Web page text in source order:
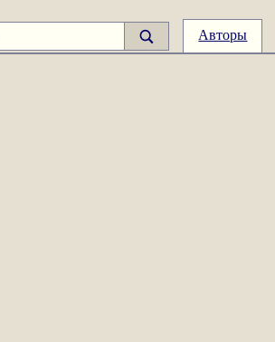
Авторы